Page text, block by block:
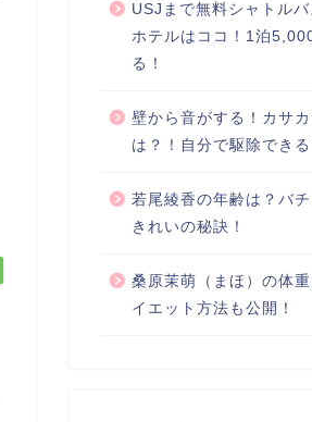
USJまで無料シャトル
ホテルはココ！1泊
る！
壁から音がする！カサ
は？！自分で駆除できる
若尾綾香の年齢は？バ
きれいの秘訣！
桑原茉萌（まほ）の体
イエット方法も公開！